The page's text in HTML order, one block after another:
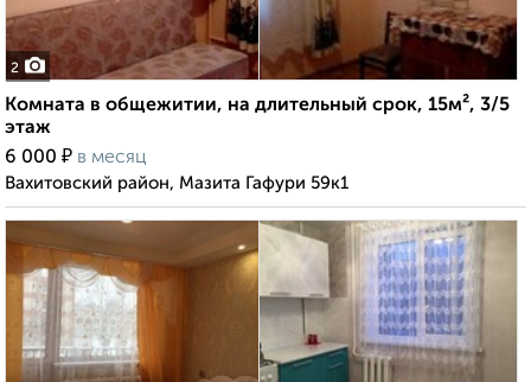
2
Комната в общежитии, на длительный срок, 15м², 3/5
этаж
6 000 ₽ в месяц
Вахитовский район, Мазита Гафури 59к1